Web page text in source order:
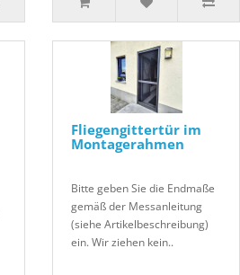
Fliegengittertür im
Montagerahmen
Bitte geben Sie die Endmaße
gemäß der Messanleitung
(siehe Artikelbeschreibung)
ein. Wir ziehen kein..